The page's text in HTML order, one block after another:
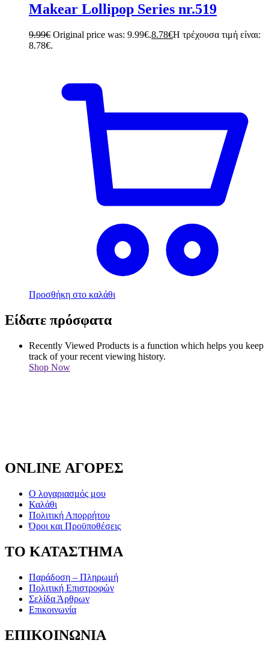
Makear Lollipop Series nr.519
9.99€ Original price was: 9.99€.8.78€Η τρέχουσα τιμή είναι:
8.78€.
Προσθήκη στο καλάθι
Είδατε πρόσφατα
Recently Viewed Products is a function which helps you keep
track of your recent viewing history.
Shop Now
ONLINE ΑΓΟΡΕΣ
Ο λογαριασμός μου
Καλάθι
Πολιτική Απορρήτου
Όροι και Προϋποθέσεις
ΤΟ ΚΑΤΑΣΤΗΜΑ
Παράδοση – Πληρωμή
Πολιτική Επιστροφών
Σελίδα Άρθρων
Επικοινωνία
ΕΠΙΚΟΙΝΩΝΙΑ